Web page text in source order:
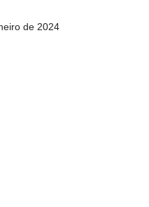
de 2024